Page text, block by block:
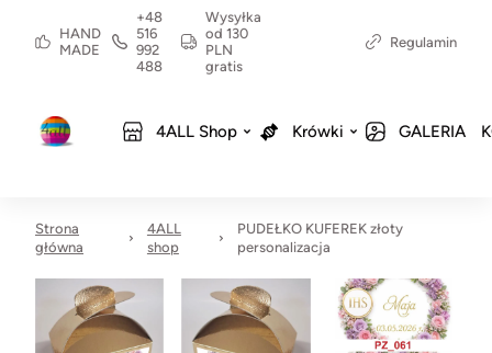
HAND
MADE
+48
516
992
488
Wysyłka
od 130
PLN
gratis
Regulamin
4ALL Shop Krówki GALERIA
Strona
główna
4ALL
shop
PUDEŁKO KUFEREK złoty
personalizacja